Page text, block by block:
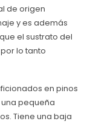
de origen
y es además
el sustrato del
lo tanto
en pinos
pequeña
Tiene una baja